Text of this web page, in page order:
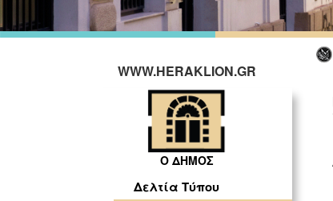
WWW.HERAKLION.GR
Ο ΔΗΜΟΣ
Δελτία Τύπου